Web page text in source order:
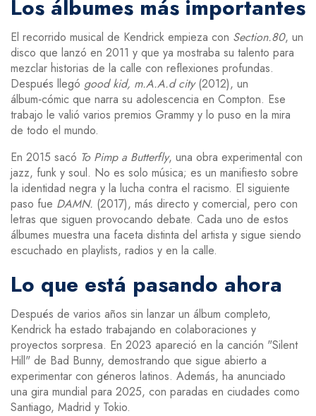
Los álbumes más importantes
El recorrido musical de Kendrick empieza con Section.80, un
disco que lanzó en 2011 y que ya mostraba su talento para
mezclar historias de la calle con reflexiones profundas.
Después llegó good kid, m.A.A.d city(2012), un
álbum‑cómic que narra su adolescencia en Compton. Ese
trabajo le valió varios premios Grammy y lo puso en la mira
de todo el mundo.
En 2015 sacó To Pimp a Butterfly, una obra experimental con
jazz, funk y soul. No es solo música; es un manifiesto sobre
la identidad negra y la lucha contra el racismo. El siguiente
paso fue DAMN. (2017), más directo y comercial, pero con
letras que siguen provocando debate. Cada uno de estos
álbumes muestra una faceta distinta del artista y sigue siendo
escuchado en playlists, radios y en la calle.
Lo que está pasando ahora
Después de varios años sin lanzar un álbum completo,
Kendrick ha estado trabajando en colaboraciones y
proyectos sorpresa. En 2023 apareció en la canción "Silent
Hill" de Bad Bunny, demostrando que sigue abierto a
experimentar con géneros latinos. Además, ha anunciado
una gira mundial para 2025, con paradas en ciudades como
Santiago, Madrid y Tokio.